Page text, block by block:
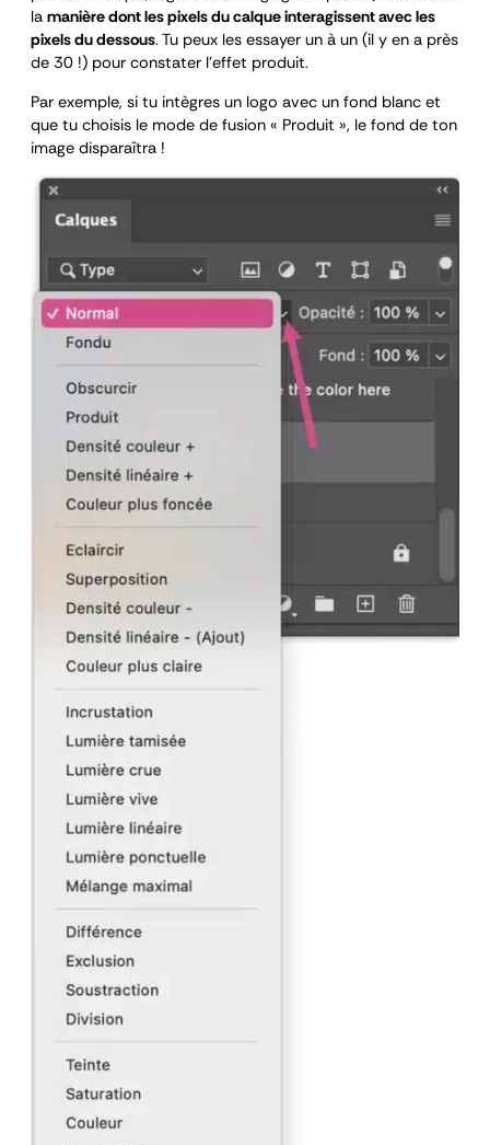
la manière dont les pixels du calque interagissent avec les
pixels du dessous. Tu peux les essayer un à un (il y en a près
de 30 !) pour constater l’effet produit.
Par exemple, si tu intègres un logo avec un fond blanc et
que tu choisis le mode de fusion « Produit », le fond de ton
image disparaîtra !